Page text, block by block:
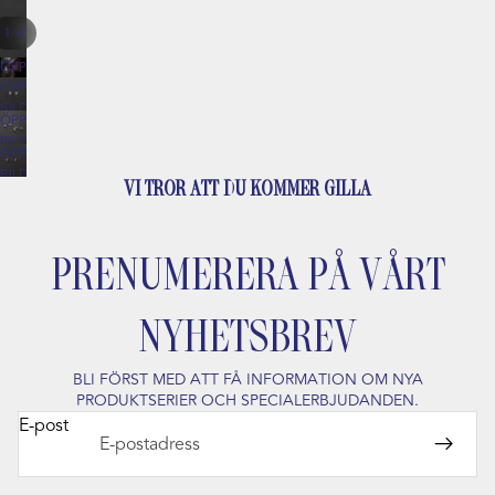
1/4
ÖPPNA
BILDEN
I
HELSKÄRM
ÖPPNA
BILDEN
I
HELSKÄRM
ÖPPNA
BILDEN
I
HELSKÄRM
ÖPPNA
BILDEN
VI TROR ATT DU KOMMER GILLA
PRENUMERERA PÅ VÅRT
NYHETSBREV
BLI FÖRST MED ATT FÅ INFORMATION OM NYA
PRODUKTSERIER OCH SPECIALERBJUDANDEN.
E-post